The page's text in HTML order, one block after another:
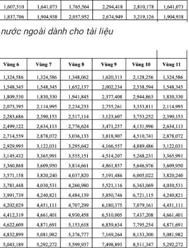
ngoài dành cho tài liệu